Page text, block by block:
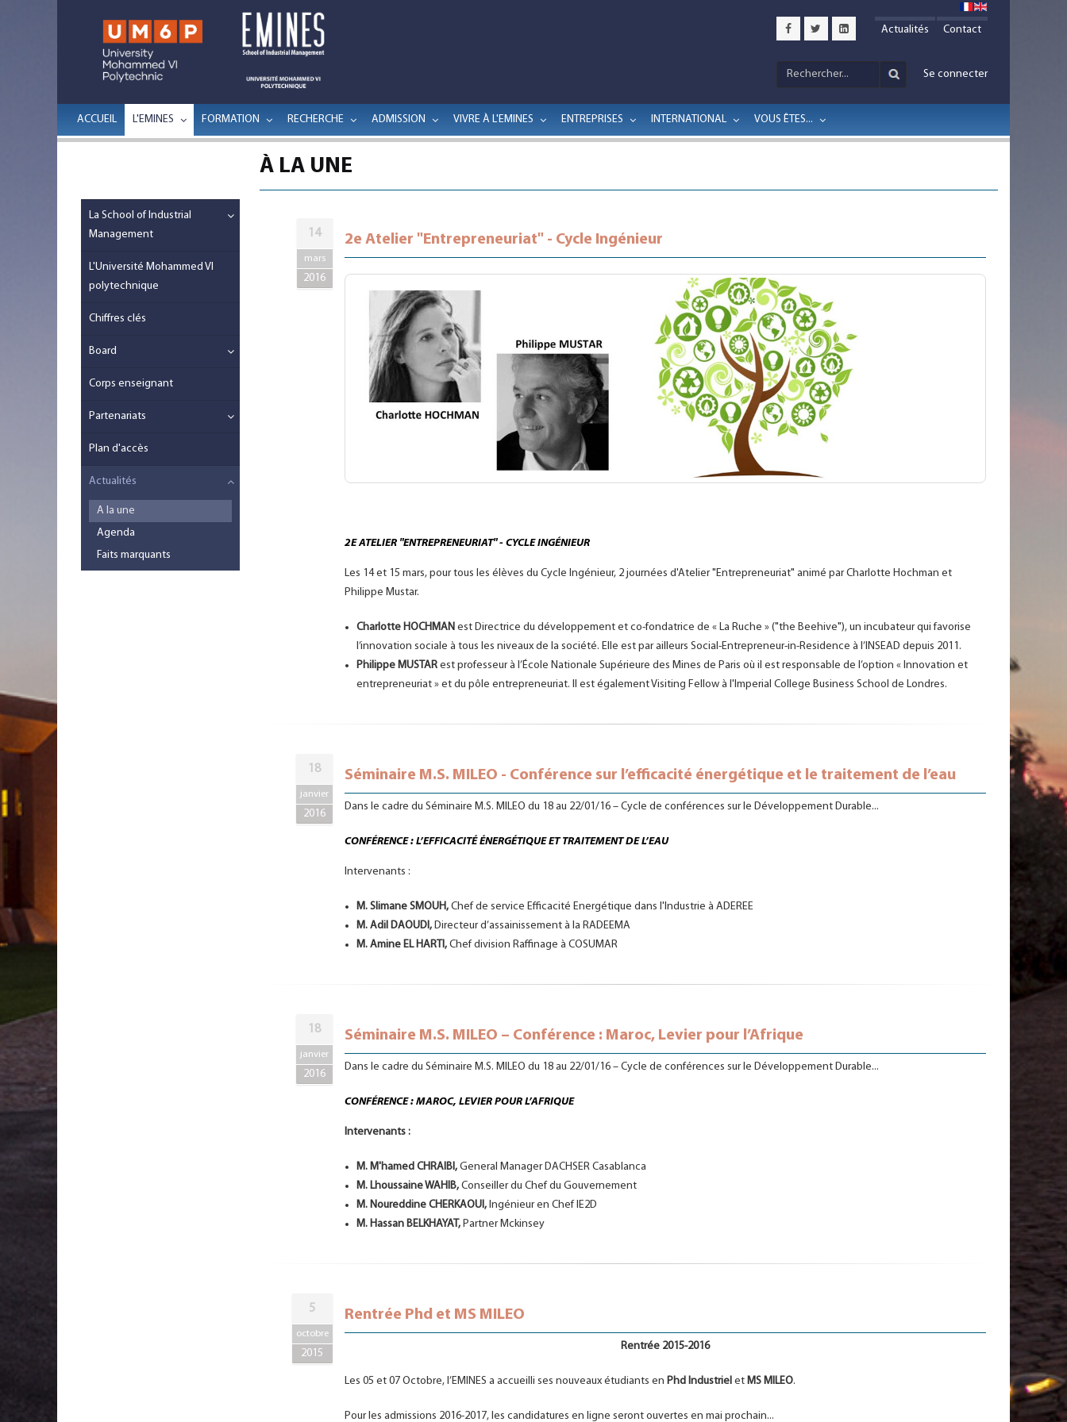
Actualités Contact
Se connecter
ACCUEIL L'EMINES FORMATION RECHERCHE ADMISSION VIVRE À L'EMINES ENTREPRISES INTERNATIONAL VOUS ÊTES...
À LA UNE
14
mars
2016
2e Atelier "Entrepreneuriat" - Cycle Ingénieur
2E ATELIER "ENTREPRENEURIAT" - CYCLE INGÉNIEUR
Les 14 et 15 mars, pour tous les élèves du Cycle Ingénieur, 2 journées d'Atelier "Entrepreneuriat" animé par Charlotte Hochman et
Philippe Mustar.
Charlotte HOCHMANest Directrice du développement et co-fondatrice de « La Ruche » ("the Beehive"), un incubateur qui favorise
l’innovation sociale à tous les niveaux de la société. Elle est par ailleurs Social-Entrepreneur-in-Residence à l’INSEAD depuis 2011.
Philippe MUSTARest professeur à l’École Nationale Supérieure des Mines de Paris où il est responsable de l’option « Innovation et
entrepreneuriat » et du pôle entrepreneuriat. Il est également Visiting Fellow à l'Imperial College Business School de Londres.
18
janvier
2016
Séminaire M.S. MILEO - Conférence sur l’efficacité énergétique et le traitement de l’eau
Dans le cadre du Séminaire M.S. MILEO du 18 au 22/01/16 – Cycle de conférences sur le Développement Durable...
CONFÉRENCE : L’EFFICACITÉ ÉNERGÉTIQUE ET TRAITEMENT DE L’EAU
Intervenants :
M. Slimane SMOUH,Chef de service Efficacité Energétique dans l'Industrie à ADEREE
M. Adil DAOUDI,Directeur d’assainissement à la RADEEMA
M. Amine EL HARTI,Chef division Raffinage à COSUMAR
18
janvier
2016
Séminaire M.S. MILEO – Conférence : Maroc, Levier pour l’Afrique
Dans le cadre du Séminaire M.S. MILEO du 18 au 22/01/16 – Cycle de conférences sur le Développement Durable...
CONFÉRENCE : MAROC, LEVIER POUR L’AFRIQUE
Intervenants :
M. M'hamed CHRAIBI, General Manager DACHSER Casablanca
M. Lhoussaine WAHIB, Conseiller du Chef du Gouvernement
M. Noureddine CHERKAOUI, Ingénieur en Chef IE2D
M. Hassan BELKHAYAT,Partner Mckinsey
5
octobre
2015
Rentrée Phd et MS MILEO
Rentrée 2015-2016
Les 05 et 07 Octobre, l’EMINES a accueilli ses nouveaux étudiants en Phd Industrielet MS MILEO.
Pour les admissions 2016-2017, les candidatures en ligne seront ouvertes en mai prochain...
La School of Industrial
Management
L'Université Mohammed VI
polytechnique
Chiffres clés
Board
Corps enseignant
Partenariats
Plan d'accès
Actualités
A la une
Agenda
Faits marquants